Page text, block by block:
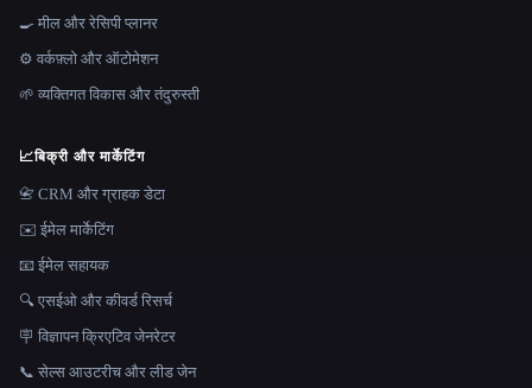
🍳 मील और रेसिपी प्लानर
⚙️ वर्कफ़्लो और ऑटोमेशन
🌱 व्यक्तिगत विकास और तंदुरुस्ती
📈बिक्री और मार्केटिंग
📇 CRM और ग्राहक डेटा
✉️ ईमेल मार्केटिंग
📧 ईमेल सहायक
🔍 एसईओ और कीवर्ड रिसर्च
🪧 विज्ञापन क्रिएटिव जेनरेटर
📞 सेल्स आउटरीच और लीड जेन